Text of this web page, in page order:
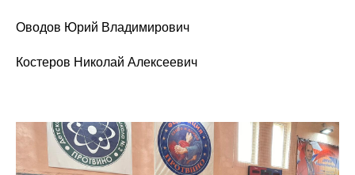
Оводов Юрий Владимирович
Костеров Николай Алексеевич